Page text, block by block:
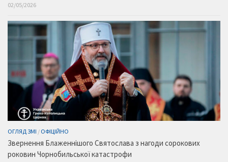
02/05/2026
ОГЛЯД ЗМІ / ОФІЦІЙНО
Звернення Блаженнішого Святослава з нагоди сорокових
роковин Чорнобильської катастрофи